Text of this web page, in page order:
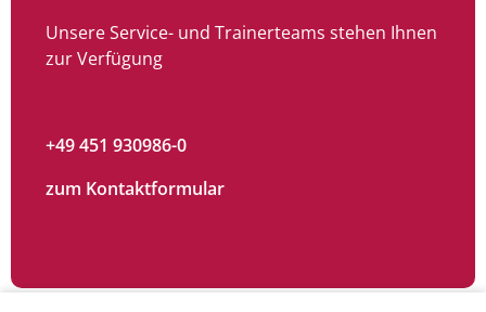
Unsere Service- und Trainerteams stehen Ihnen
zur Verfügung
+49 451 930986-0
zum Kontaktformular